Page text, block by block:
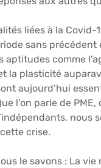
liées à la Covid-
sans précédent
aptitudes comme
la plasticité
aujourd’hui
l’on parle de
nous
crise.
le savons : La vie